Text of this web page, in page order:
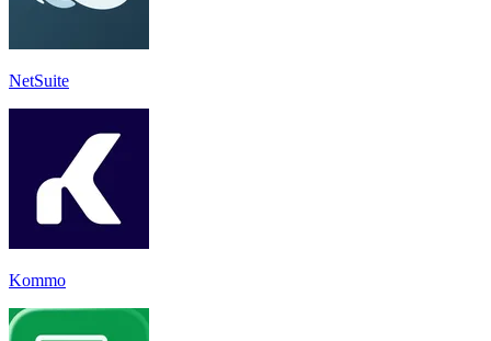
NetSuite
Kommo